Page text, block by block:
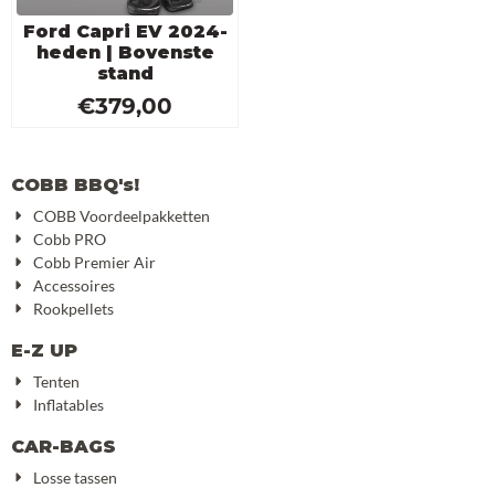
Ford Capri EV 2024-
heden | Bovenste
stand
€379,00
COBB BBQ's!
COBB Voordeelpakketten
Cobb PRO
Cobb Premier Air
Accessoires
Rookpellets
E-Z UP
Tenten
Inflatables
CAR-BAGS
Losse tassen